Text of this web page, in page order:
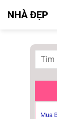
quaNHÀ ĐẸP
Mua